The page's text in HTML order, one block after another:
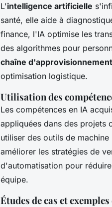
L'intelligence artificielle
santé, elle aide à
finance, l'IA optimise les
des algorithmes pour
chaîne d'approvisionnement
optimisation logistique.
Utilisation des
Les compétences en IA
appliquées dans des projets
utiliser des outils de
améliorer les stratégies de
d'automatisation pour
équipe.
Études de cas et